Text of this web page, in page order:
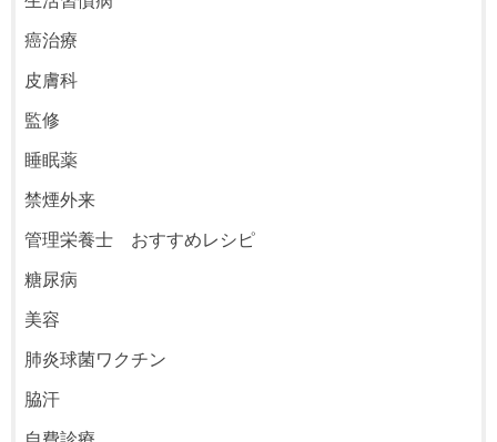
癌治療
皮膚科
監修
睡眠薬
禁煙外来
管理栄養士 おすすめレシピ
糖尿病
美容
肺炎球菌ワクチン
脇汗